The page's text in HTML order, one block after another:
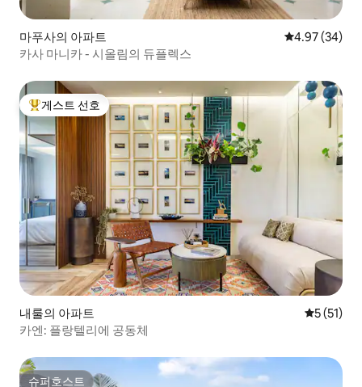
마푸사의 아파트 평점 4.97점(5
4.97 (34)
카사 마니카 - 시올림의 듀플렉스
상위 게스트 선호
게스트 선호
내룰의 아파트 평점 5점
5 (51)
카엔: 플랑텔리에 공동체
슈퍼호스트